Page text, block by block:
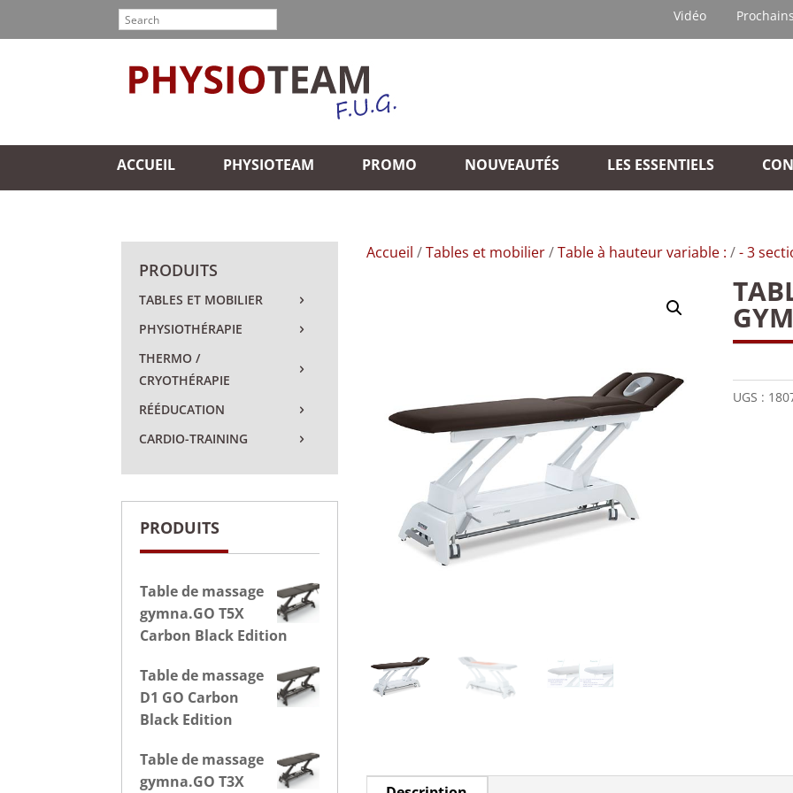
Vidéo
ACCUEIL PHYSIOTEAM PROMO NOUVEAUTÉS LES ESSENTIELS
Accueil /Tables et mobilier/Table à hauteur variable : /- 3
UGS :
PRODUITS
TABLES ET MOBILIER
PHYSIOTHÉRAPIE
THERMO /
CRYOTHÉRAPIE
RÉÉDUCATION
CARDIO-TRAINING
PRODUITS
Table de massage
gymna.GO T5X
Carbon Black Edition
Table de massage
D1 GO Carbon
Black Edition
Table de massage
gymna.GO T3X